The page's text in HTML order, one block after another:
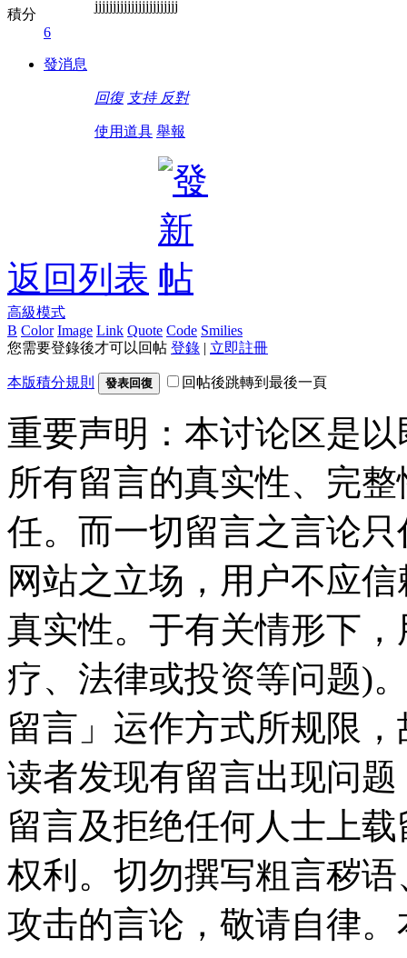
積分
6
發消息
jjjjjjjjjjjjjjjjjjjjjjj
回復 支持 反對
使用道具 舉報
返回列表
高級模式
B Color Image Link Quote Code Smilies
您需要登錄後才可以回帖 登錄 | 立即註冊
本版積分規則 發表回復 回帖後跳轉到最後一頁
重要声明：本讨论区是
所有留言的真实性、完
任。而一切留言之言论
网站之立场，用户不应
真实性。于有关情形下
疗、法律或投资等问题)
留言」运作方式所规限
读者发现有留言出现问
留言及拒绝任何人士上
权利。切勿撰写粗言秽
攻击的言论，敬请自律